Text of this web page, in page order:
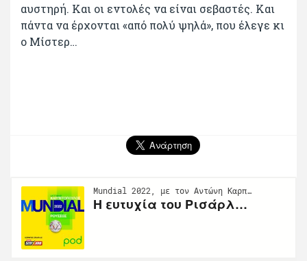
αυστηρή. Και οι εντολές να είναι σεβαστές. Και
πάντα να έρχονται «από πολύ ψηλά», που έλεγε κι
ο Μίστερ…